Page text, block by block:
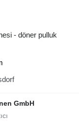
- döner pulluk
GmbH